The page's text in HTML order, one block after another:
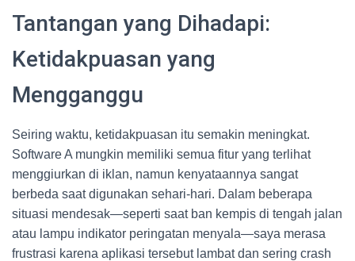
Tantangan yang Dihadapi:
Ketidakpuasan yang
Mengganggu
Seiring waktu, ketidakpuasan itu semakin meningkat.
Software A mungkin memiliki semua fitur yang terlihat
menggiurkan di iklan, namun kenyataannya sangat
berbeda saat digunakan sehari-hari. Dalam beberapa
situasi mendesak—seperti saat ban kempis di tengah jalan
atau lampu indikator peringatan menyala—saya merasa
frustrasi karena aplikasi tersebut lambat dan sering crash